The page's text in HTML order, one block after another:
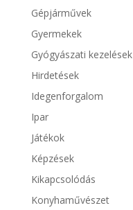
Gépjárművek
Gyermekek
Gyógyászati kezelések
Hirdetések
Idegenforgalom
Ipar
Játékok
Képzések
Kikapcsolódás
Konyhaművészet